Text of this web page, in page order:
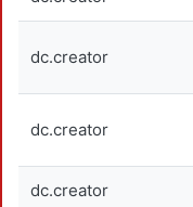
dc.creator
dc.creator
dc.creator